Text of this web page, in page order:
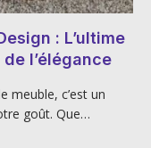
: L’ultime
l’élégance
meuble, c’est un
goût. Que…